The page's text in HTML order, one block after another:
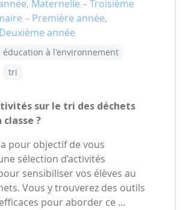
Maternelle – Troisième
– Première année,
année
éducation à l'environnement
tri
sur le tri des déchets
?
pour objectif de vous
sélection d’activités
sensibiliser vos élèves au
Vous y trouverez des outils
pour aborder ce …